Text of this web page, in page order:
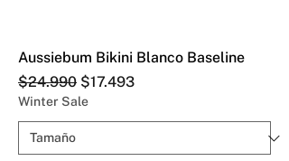
Aussiebum Bikini Blanco Baseline
Precio
$24.990 Precio de oferta
$17.493
Winter Sale